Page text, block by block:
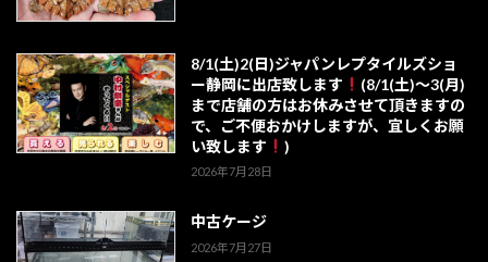
8/1(土)2(日)ジャパンレプタイルズショ
ー静岡に出店致します
(8/1(土)～3(月)
まで店舗の方はお休みさせて頂きますの
で、ご不便おかけしますが、宜しくお願
い致します
)
2026年7月28日
中古ケージ
2026年7月27日